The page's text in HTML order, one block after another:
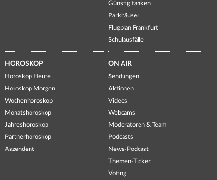
Günstig tanken
Parkhäuser
Flugplan Frankfurt
Schulausfälle
HOROSKOP
Horoskop Heute
Horoskop Morgen
Wochenhoroskop
Monatshoroskop
Jahreshoroskop
Partnerhoroskop
Aszendent
ON AIR
Sendungen
Aktionen
Videos
Webcams
Moderatoren & Team
Podcasts
News-Podcast
Themen-Ticker
Voting